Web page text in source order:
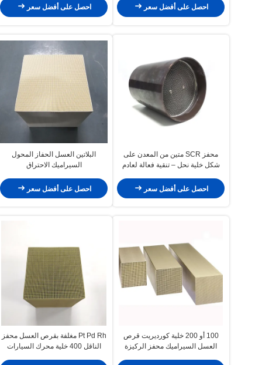
احصل على أفضل سعر
احصل على أفضل سعر
محفز SCR متين من المعدن على
شكل خلية نحل – تنقية فعالة لعادم
احصل على أفضل سعر
البلاتين العسل الحفاز المحول
السيراميك الاحتراق
احصل على أفضل سعر
100 أو 200 خلية كورديريت قرص
العسل السيراميك محفز الركيزة
Pt Pd Rh مغلفة بقرص العسل محفز
الناقل 400 خلية محرك السيارات